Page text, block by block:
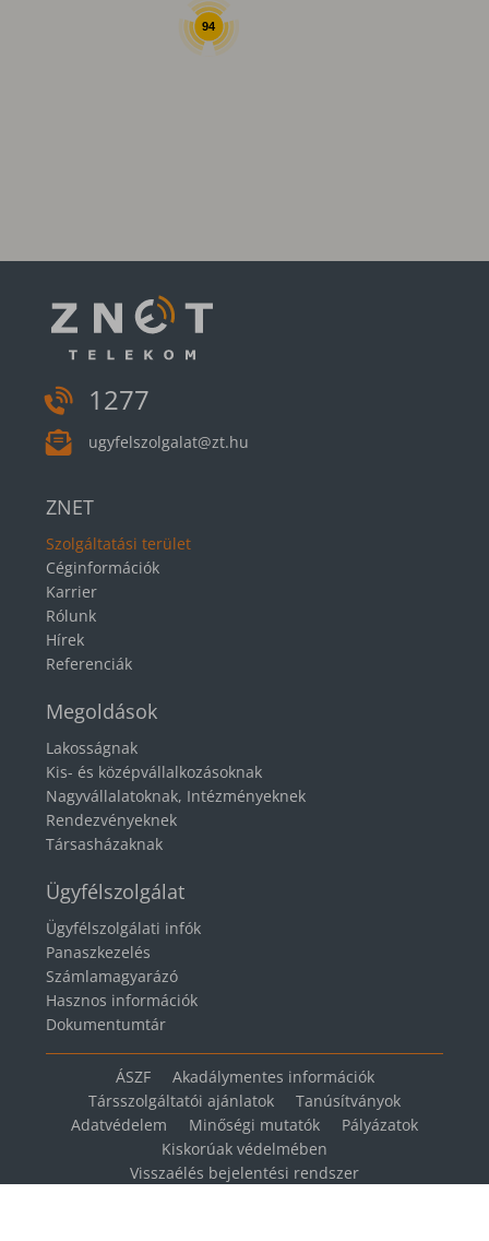
94
1277
ugyfelszolgalat@zt.hu
ZNET
Szolgáltatási terület
Céginformációk
Karrier
Rólunk
Hírek
Referenciák
Megoldások
Lakosságnak
Kis- és középvállalkozásoknak
Nagyvállalatoknak, Intézményeknek
Rendezvényeknek
Társasházaknak
Ügyfélszolgálat
Ügyfélszolgálati infók
Panaszkezelés
Számlamagyarázó
Hasznos információk
Dokumentumtár
ÁSZF
Akadálymentes információk
Társszolgáltatói ajánlatok
Tanúsítványok
Adatvédelem
Minőségi mutatók
Pályázatok
Kiskorúak védelmében
Visszaélés bejelentési rendszer